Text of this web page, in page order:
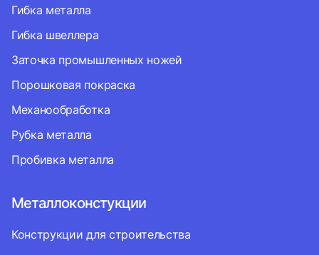
Гибка металла
Гибка швеллера
Заточка промышленных ножей
Порошковая покраска
Механообработка
Рубка металла
Пробивка металла
Металлоконстукции
Конструкции для строительства